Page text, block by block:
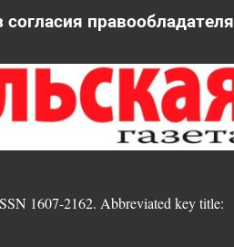
правообладателя
1607-2162. Abbreviated key title: